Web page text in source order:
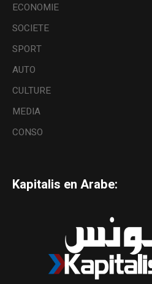
ECONOMIE
SOCIETE
SPORT
AUTO
CULTURE
MEDIA
CONSO
Kapitalis en Arabe: